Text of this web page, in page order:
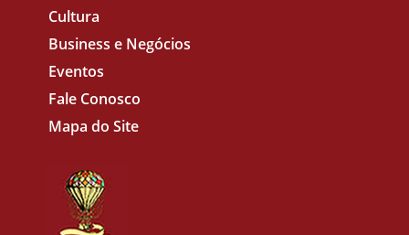
Cultura
Business e Negócios
Eventos
Fale Conosco
Mapa do Site